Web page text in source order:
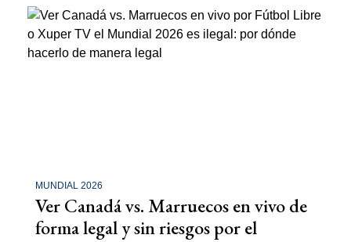
MUNDIAL 2026
Ver Canadá vs. Marruecos en vivo de
forma legal y sin riesgos por el